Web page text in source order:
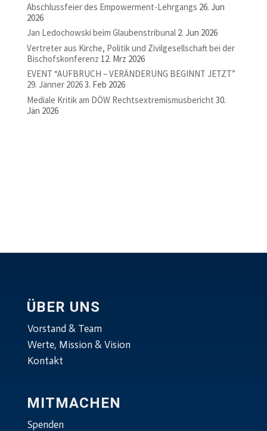
Abschlussfeier des Empowerment-Lehrgangs 26. Jun
2026
Jan Ledochowski beim Glaubenstribunal 2. Jun 2026
Vertreter aus Kirche, Politik und Zivilgesellschaft bei der
Bischofskonferenz 12. Mrz 2026
EVENT “AUFBRUCH – VERÄNDERUNG BEGINNT JETZT”
29. Jänner 20263. Feb 2026
Mediale Kritik am DÖW Rechtsextremismusbericht 30.
Jän 2026
ÜBER UNS
Vorstand & Team
Werte, Mission & Vision
Kontakt
MITMACHEN
Spenden